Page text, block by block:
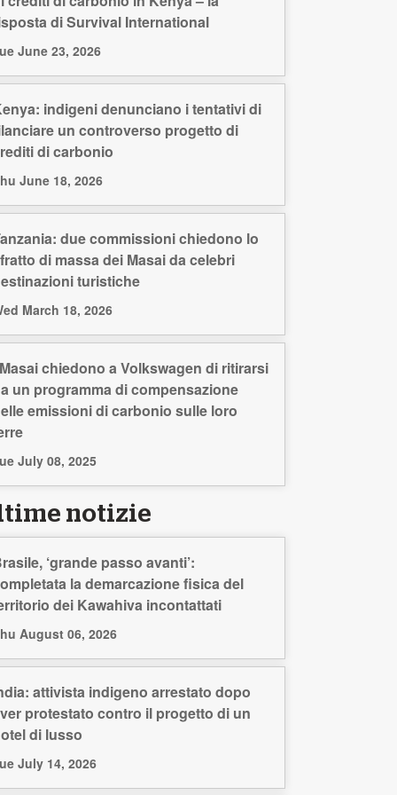
di Survival International
June 23, 2026
indigeni denunciano i tentativi di
un controverso progetto di
di carbonio
June 18, 2026
due commissioni chiedono lo
di massa dei Masai da celebri
turistiche
March 18, 2026
chiedono a Volkswagen di ritirarsi
un programma di compensazione
emissioni di carbonio sulle loro
July 08, 2025
notizie
‘grande passo avanti’:
la demarcazione fisica del
dei Kawahiva incontattati
August 06, 2026
attivista indigeno arrestato dopo
protestato contro il progetto di un
di lusso
July 14, 2026